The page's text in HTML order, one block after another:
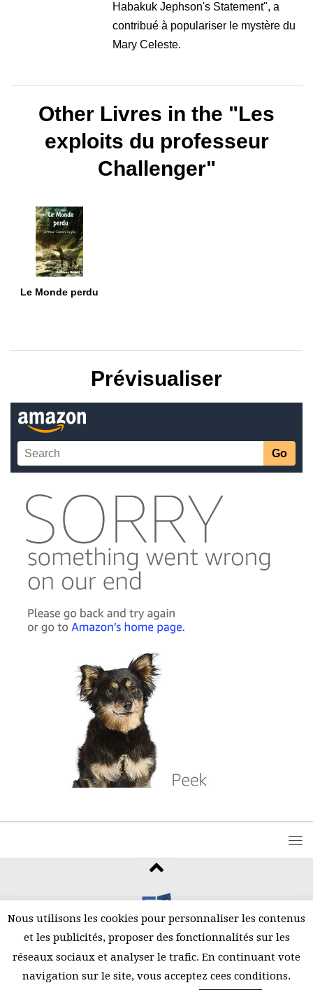
Habakuk Jephson's Statement", a
contribué à populariser le mystère du
Mary Celeste.
Other Livres in the "Les
exploits du professeur
Challenger"
Le Monde perdu
Prévisualiser
©2026 Amani
Nous utilisons les cookies pour personnaliser les contenus
et les publicités, proposer des fonctionnalités sur les
réseaux sociaux et analyser le trafic. En continuant vote
navigation sur le site, vous acceptez cees conditions.